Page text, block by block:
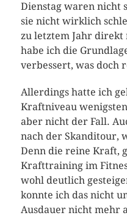
Dienstag waren nicht
sie nicht wirklich
zu letztem Jahr direkt
habe ich die
verbessert, was doch
Allerdings hatte ich
Kraftniveau
aber nicht der Fall.
nach der Skanditour,
Denn die reine Kraft,
Krafttraining im
wohl deutlich
konnte ich das nicht
Ausdauer nicht mehr